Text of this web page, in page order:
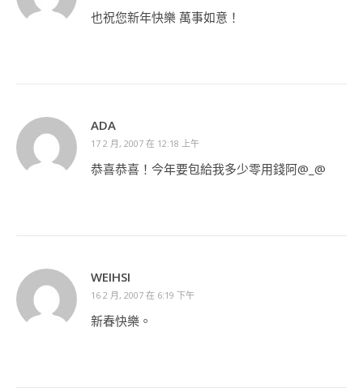
也祝您新年快樂 萬事如意！
ADA
17 2 月, 2007 在 12:18 上午
恭喜恭喜！今年要包給我多少零用錢阿@_@
WEIHSI
16 2 月, 2007 在 6:19 下午
新春快樂。